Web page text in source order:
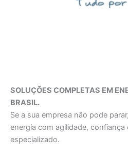
SOLUÇÕES COMPLETAS EM
BRASIL.
Se a sua empresa não pode
energia com agilidade, confiança
especializado.